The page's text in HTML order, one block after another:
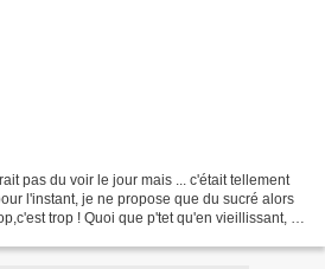
pas du voir le jour mais ... c'était tellement
l'instant, je ne propose que du sucré alors
trop ! Quoi que p'tet qu'en vieillissant, je